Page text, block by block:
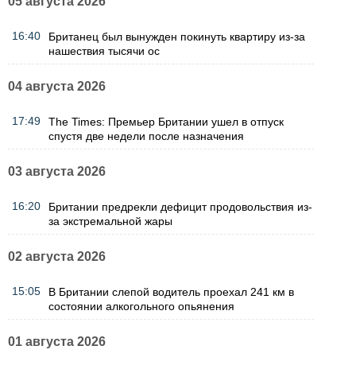
16:40
Британец был вынужден покинуть квартиру из-за
нашествия тысячи ос
04 августа 2026
17:49
The Times: Премьер Британии ушел в отпуск
спустя две недели после назначения
03 августа 2026
16:20
Британии предрекли дефицит продовольствия из-
за экстремальной жары
02 августа 2026
15:05
В Британии слепой водитель проехал 241 км в
состоянии алкогольного опьянения
01 августа 2026